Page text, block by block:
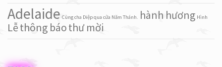
Adelaide Cùng cha Diệp qua cửa Năm Thánh. hành hương Hình
Lễthông báothư mời